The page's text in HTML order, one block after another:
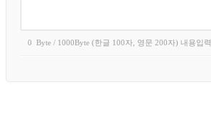
0 Byte / 1000Byte (한글 100자, 영문 200자) 내용입력